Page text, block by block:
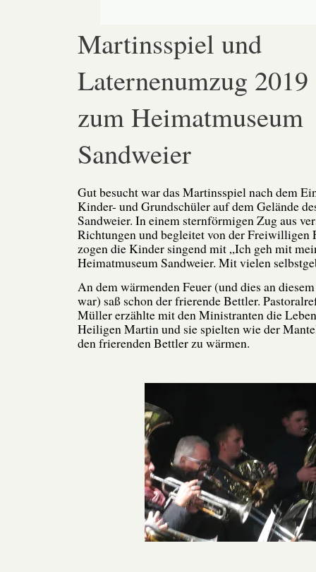
Martinsspiel und
Laternenumzug 2019
zum Heimatmuseum
Sandweier
Gut besucht war das Martinsspiel nach dem
Kinder- und Grundschüler auf dem Gelände
Sandweier. In einem sternförmigen Zug aus
Richtungen und begleitet von der Freiwilligen
zogen die Kinder singend mit „Ich geh mit
Heimatmuseum Sandweier. Mit vielen
An dem wärmenden Feuer (und dies an
war) saß schon der frierende Bettler.
Müller erzählte mit den Ministranten die
Heiligen Martin und sie spielten wie der
den frierenden Bettler zu wärmen.